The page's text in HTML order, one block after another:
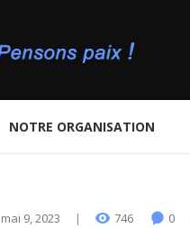
NOTRE ORGANISATION
mai 9, 2023 746 0